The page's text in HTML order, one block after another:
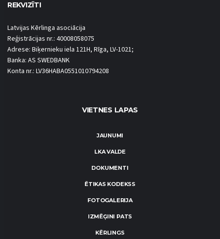
REKVIZĪTI
Latvijas Kērlinga asociācija
Reģistrācijas nr.: 40008058075
Adrese: Biķernieku iela 121H, Rīga, LV-1021;
Banka: AS SWEDBANK
Konta nr.: LV36HABA0551010794208
VIETNES LAPAS
JAUNUMI
LKA VALDE
DOKUMENTI
ĒTIKAS KODEKSS
FOTOGALERIJA
IZMĒĢINI PATS
KĒRLINGS